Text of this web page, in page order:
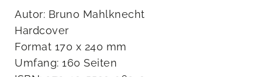
Autor: Bruno Mahlknecht
Hardcover
Format 170 x 240 mm
Umfang: 160 Seiten